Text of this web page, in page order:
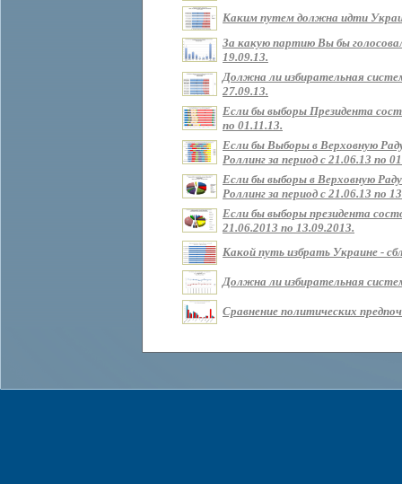
Каким путем должна идти
За какую партию Вы бы
19.09.13.
Должна ли избирательная
27.09.13.
Если бы выборы Президента
по 01.11.13.
Если бы Выборы в Верховную
Роллинг за период с 21.06.13 по
Если бы выборы в Верховную
Роллинг за период с 21.06.13 по
Если бы выборы президента
21.06.2013 по 13.09.2013.
Какой путь избрать Украине -
Должна ли избирательная
Сравнение политических